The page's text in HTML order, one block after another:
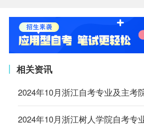
相关资讯
2024年10月浙江自考专业及主考
2024年10月浙江树人学院自考专